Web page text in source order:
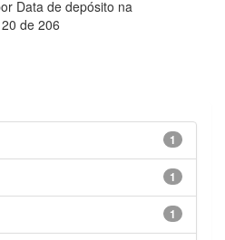
Data de depósito na
de 206
1
1
1